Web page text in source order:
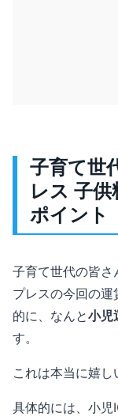
子育て世
レス 子
ポイント
子育て世代の皆
プレスの今回の
的に、なんと小児
す。
これは本当に嬉し
具体的には、小